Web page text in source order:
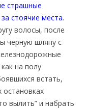
страшные
стоячие места.
волосы, после
черную шляпу с
на полу
встать,
остановках
вылить” и набрать